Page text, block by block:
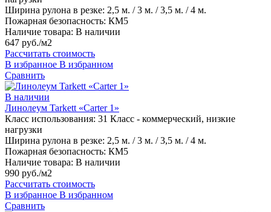
Ширина рулона в резке: 2,5 м. / 3 м. / 3,5 м. / 4 м.
Пожарная безопасность: КМ5
Наличие товара: В наличии
647 руб./м2
Рассчитать стоимость
В избранное В избранном
Сравнить
В наличии
Линолеум Tarkett «Carter 1»
Класс использования: 31 Класс - коммерческий, низкие
нагрузки
Ширина рулона в резке: 2,5 м. / 3 м. / 3,5 м. / 4 м.
Пожарная безопасность: КМ5
Наличие товара: В наличии
990 руб./м2
Рассчитать стоимость
В избранное В избранном
Сравнить